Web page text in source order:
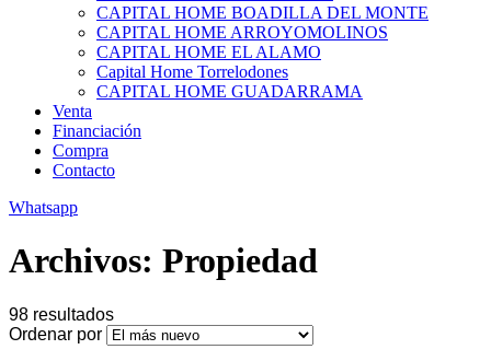
CAPITAL HOME BOADILLA DEL MONTE
CAPITAL HOME ARROYOMOLINOS
CAPITAL HOME EL ALAMO
Capital Home Torrelodones
CAPITAL HOME GUADARRAMA
Venta
Financiación
Compra
Contacto
Whatsapp
Archivos: Propiedad
98 resultados
Ordenar por